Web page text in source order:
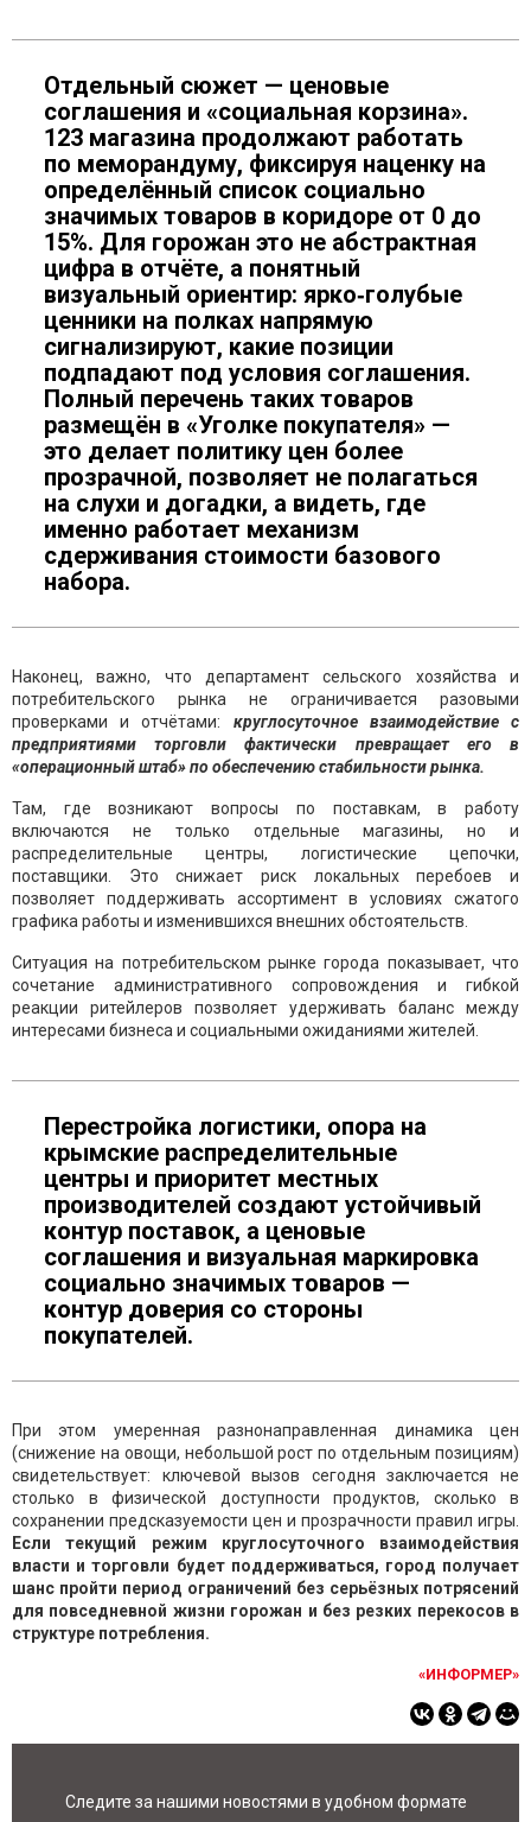
Отдельный сюжет — ценовые
соглашения и «социальная корзина».
123 магазина продолжают работать
по меморандуму, фиксируя наценку на
определённый список социально
значимых товаров в коридоре от 0 до
15%. Для горожан это не абстрактная
цифра в отчёте, а понятный
визуальный ориентир: ярко‑голубые
ценники на полках напрямую
сигнализируют, какие позиции
подпадают под условия соглашения.
Полный перечень таких товаров
размещён в «Уголке покупателя» —
это делает политику цен более
прозрачной, позволяет не полагаться
на слухи и догадки, а видеть, где
именно работает механизм
сдерживания стоимости базового
набора.
Наконец, важно, что департамент сельского хозяйства и
потребительского рынка не ограничивается разовыми
проверками и отчётами: круглосуточное взаимодействие с
предприятиями торговли фактически превращает его в
«операционный штаб» по обеспечению стабильности рынка.
Там, где возникают вопросы по поставкам, в работу
включаются не только отдельные магазины, но и
распределительные центры, логистические цепочки,
поставщики. Это снижает риск локальных перебоев и
позволяет поддерживать ассортимент в условиях сжатого
графика работы и изменившихся внешних обстоятельств.
Ситуация на потребительском рынке города показывает, что
сочетание административного сопровождения и гибкой
реакции ритейлеров позволяет удерживать баланс между
интересами бизнеса и социальными ожиданиями жителей.
Перестройка логистики, опора на
крымские распределительные
центры и приоритет местных
производителей создают устойчивый
контур поставок, а ценовые
соглашения и визуальная маркировка
социально значимых товаров —
контур доверия со стороны
покупателей.
При этом умеренная разнонаправленная динамика цен
(снижение на овощи, небольшой рост по отдельным позициям)
свидетельствует: ключевой вызов сегодня заключается не
столько в физической доступности продуктов, сколько в
сохранении предсказуемости цен и прозрачности правил игры.
Если текущий режим круглосуточного взаимодействия
власти и торговли будет поддерживаться, город получает
шанс пройти период ограничений без серьёзных потрясений
для повседневной жизни горожан и без резких перекосов в
структуре потребления.
«ИНФОРМЕР»
Следите за нашими новостями в удобном формате